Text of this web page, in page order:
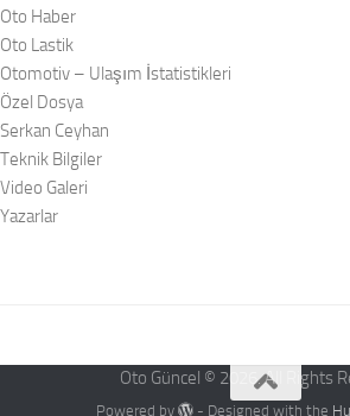
Oto Haber
Oto Lastik
Otomotiv – Ulaşım İstatistikleri
Özel Dosya
Serkan Ceyhan
Teknik Bilgiler
Video Galeri
Yazarlar
Oto Güncel © 2026. All Rights
Powered by - Designed with the